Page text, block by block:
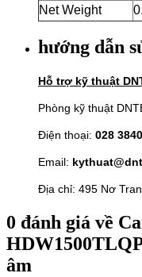
Net Weight
hướng dẫn
Hỗ trợ kỹ thuật
Phòng kỹ thuật
Điện thoại: 028
Email:
Địa chỉ: 495 Nơ
0 đánh giá về
âm